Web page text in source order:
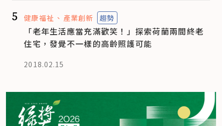
5 健康福祉 產業創新 趨勢
「老年生活應當充滿歡笑！」探索荷蘭兩間終老
住宅，發覺不一樣的高齡照護可能
2018.02.15